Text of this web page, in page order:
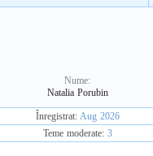
Nume:
Natalia Porubin
Înregistrat: Aug 2026
Teme moderate: 3